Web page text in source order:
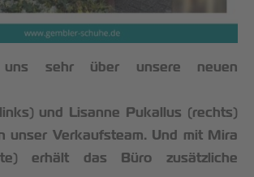
sehr über unsere neuen
und Lisanne Pukallus (rechts)
unser Verkaufsteam. Und mit Mira
erhält das Büro zusätzliche